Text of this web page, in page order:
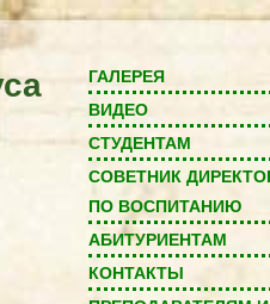
ГАЛЕРЕЯ
ВИДЕО
СТУДЕНТАМ
СОВЕТНИК
ПО ВОСПИТАНИЮ
АБИТУРИЕНТАМ
КОНТАКТЫ